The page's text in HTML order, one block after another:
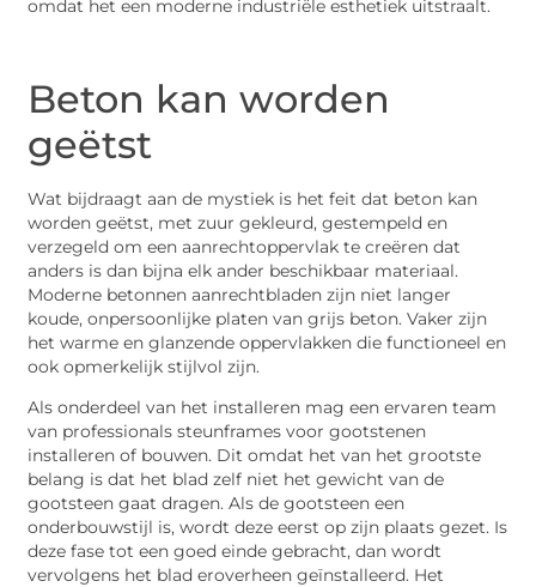
omdat het een moderne industriële esthetiek uitstraalt.
Beton kan worden
geëtst
Wat bijdraagt aan de mystiek is het feit dat beton kan
worden geëtst, met zuur gekleurd, gestempeld en
verzegeld om een aanrechtoppervlak te creëren dat
anders is dan bijna elk ander beschikbaar materiaal.
Moderne betonnen aanrechtbladen zijn niet langer
koude, onpersoonlijke platen van grijs beton. Vaker zijn
het warme en glanzende oppervlakken die functioneel en
ook opmerkelijk stijlvol zijn.
Als onderdeel van het installeren mag een ervaren team
van professionals steunframes voor gootstenen
installeren of bouwen. Dit omdat het van het grootste
belang is dat het blad zelf niet het gewicht van de
gootsteen gaat dragen. Als de gootsteen een
onderbouwstijl is, wordt deze eerst op zijn plaats gezet. Is
deze fase tot een goed einde gebracht, dan wordt
vervolgens het blad eroverheen geïnstalleerd. Het